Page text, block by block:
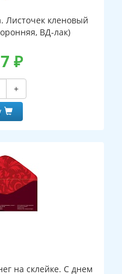
Листочек кленовый
ВД-лак)
7 ₽
+
на склейке. С днем